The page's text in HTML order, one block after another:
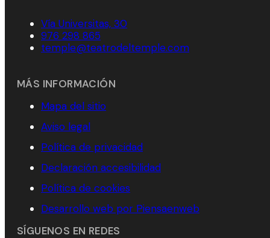
Vía Universitas, 30
976 298 865
temple@teatrodeltemple.com
MÁS INFORMACIÓN
Mapa del sitio
Aviso legal
Política de privacidad
Declaración accesibilidad
Política de cookies
Desarrollo web por Piensaenweb
SÍGUENOS EN REDES